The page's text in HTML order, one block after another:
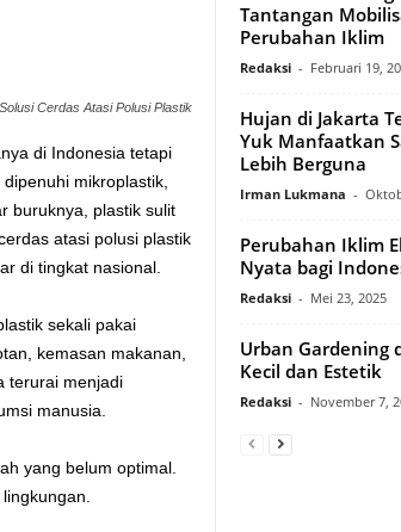
Solusi Cerdas Atasi Polusi Plastik
di Indonesia tetapi
mikroplastik,
buruknya, plastik sulit
atasi polusi plastik
di tingkat nasional.
sekali pakai
kemasan makanan,
terurai menjadi
manusia.
yang belum optimal.
Tantangan
Perubahan Iklim
Redaksi - Februari 19,
Hujan di Jakarta
Yuk Manfaatkan
Lebih Berguna
Irman Lukmana -
Perubahan Iklim
Nyata bagi
Redaksi - Mei 23, 2025
Urban Gardening
Kecil dan Estetik
Redaksi - November 7,